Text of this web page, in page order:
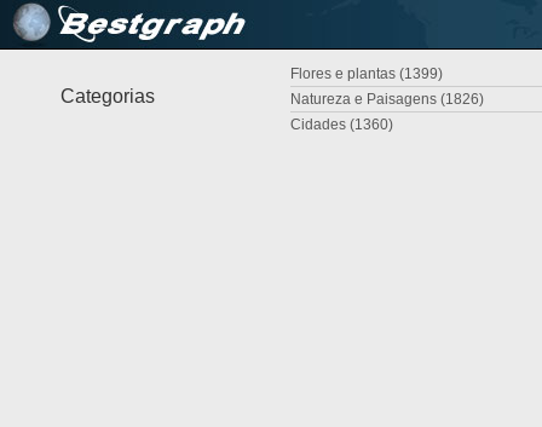
Categorias
Flores e plantas (1399)
Natureza e Paisagens (1826)
Cidades (1360)